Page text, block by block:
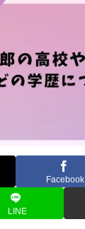
Facebook
LINE